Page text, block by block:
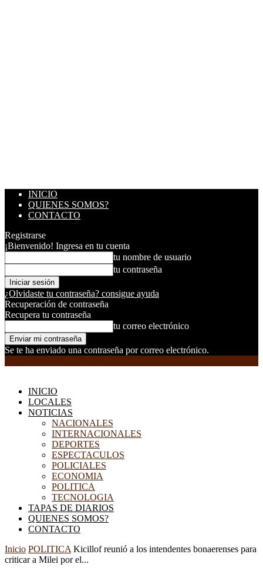
INICIO
QUIENES SOMOS?
CONTACTO
Registrarse
¡Bienvenido! Ingresa en tu cuenta
tu nombre de usuario
tu contraseña
¿Olvidaste tu contraseña? consigue ayuda
Recuperación de contraseña
Recupera tu contraseña
tu correo electrónico
Se te ha enviado una contraseña por correo electrónico.
INICIO
LOCALES
NOTICIAS
NACIONALES
INTERNACIONALES
DEPORTES
ESPECTACULOS
POLICIALES
ECONOMIA
POLITICA
TECNOLOGIA
TAPAS DE DIARIOS
QUIENES SOMOS?
CONTACTO
Inicio POLITICA Kicillof reunió a los intendentes bonaerenses para
criticar a Milei por el...